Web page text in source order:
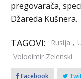
pregovarača,
Džareda Kušnera.
TAGOVI: Rusija ,
Volodimir Zelenski
Facebook